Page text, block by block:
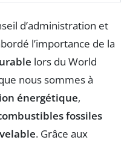
d’administration et
l’importance de la
lors du World
nous sommes à
énergétique,
fossiles
. Grâce aux